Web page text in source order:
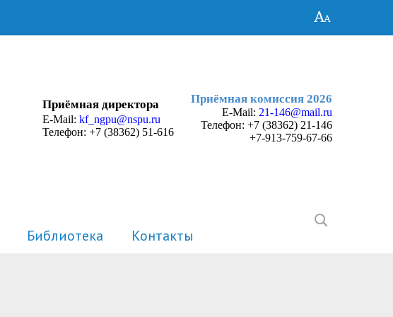
Приёмная директора
E-Mail: kf_ngpu@nspu.ru
Телефон: +7 (38362) 51-616
Приёмная комиссия 2026
E-Mail: 21-146@mail.ru
Телефон: +7 (38362) 21-146
+7-913-759-67-66
Библиотека Контакты